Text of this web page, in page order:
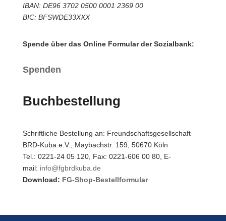
IBAN: DE96 3702 0500 0001 2369 00
BIC: BFSWDE33XXX
Spende über das Online Formular der Sozialbank:
Spenden
Buchbestellung
Schriftliche Bestellung an: Freundschaftsgesellschaft
BRD-Kuba e.V., Maybachstr. 159, 50670 Köln
Tel.: 0221-24 05 120, Fax: 0221-606 00 80, E-
mail: info@fgbrdkuba.de
Download: FG-Shop-Bestellformular